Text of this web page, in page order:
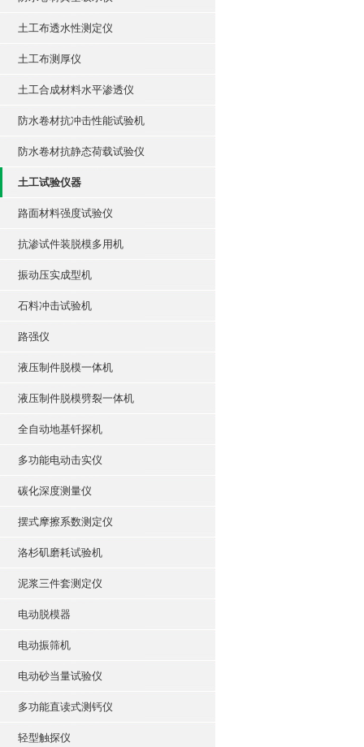
土工布透水性测定仪
土工布测厚仪
土工合成材料水平渗透仪
防水卷材抗冲击性能试验机
防水卷材抗静态荷载试验仪
土工试验仪器
路面材料强度试验仪
抗渗试件装脱模多用机
振动压实成型机
石料冲击试验机
路强仪
液压制件脱模一体机
液压制件脱模劈裂一体机
全自动地基钎探机
多功能电动击实仪
碳化深度测量仪
摆式摩擦系数测定仪
洛杉矶磨耗试验机
泥浆三件套测定仪
电动脱模器
电动振筛机
电动砂当量试验仪
多功能直读式测钙仪
轻型触探仪